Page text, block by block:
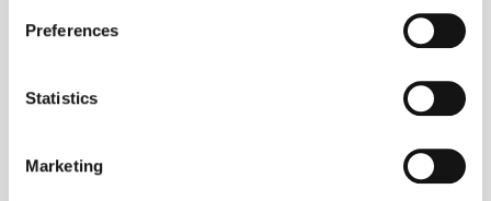
Collect information about your geographical location
Identify your device by actively scanning it for
Find out more about how your personal data is processed
and set your preferences in the
Preferences
Statistics
Marketing
Foto: © WDR/Claus Langer
"Türen auf mit der Maus" am 3. Oktober